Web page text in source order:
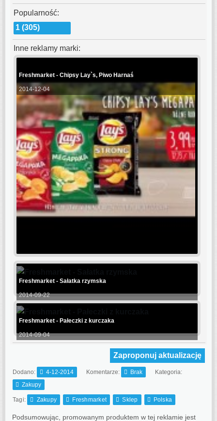
Popularność:
1 (305)
Inne reklamy marki:
Freshmarket - Chipsy Lay`s, Piwo Harnaś
2014-12-04
Freshmarket - Sałatka rzymska
2014-09-22
Freshmarket - Pałeczki z kurczaka
2014-09-04
Zaproponuj aktualizację
Dodano: 4-12-2014 Komentarze: Brak
Kategoria:
Zakupy
Tagi: Zakupy Freshmarket Sklep Polska
Podsumowując, promowanym produktem w tej reklamie jest